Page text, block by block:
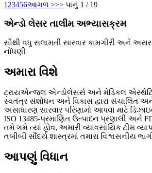
1 23456આગળ >>> પાનું 1 / 19
એન્ડો લેસર તાલીમ અભ્યાસક્રમ
સૌથી વધુ સલામતી સારવાર કામગીરી અને
નોંધણી
અમારા વિશે
ટ્રાયએન્જલ એન્ડોલેસર્સ અને મેડિકલ
સ્વતંત્ર સંશોધન અને વિકાસ દ્વારા સંચાલિત
અસાધારણ સારવાર પરિણામો આપવા માટે
ISO 13485-પ્રમાણિત ઉત્પાદન પ્રણાલી અને
તમે ગમે ત્યાં હોવ, અમારી વ્યાવસાયિક ટીમ
તબીબી સૌંદર્ય શાસ્ત્રમાં તમારા વિશ્વસનીય
આપણું વિધાન